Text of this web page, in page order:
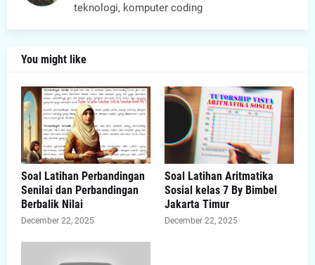
teknologi, komputer coding
You might like
Soal Latihan Perbandingan
Senilai dan Perbandingan
Berbalik Nilai
December 22, 2025
Soal Latihan Aritmatika
Sosial kelas 7 By Bimbel
Jakarta Timur
December 22, 2025